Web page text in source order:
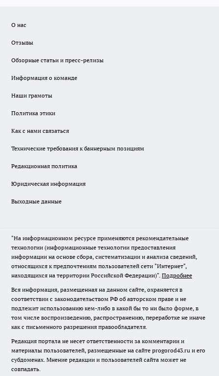
О нас
Отзывы
Обзорные статьи и пресс-релизы
Информация о команде
Наши грамоты
Политика этики
Как с нами связаться
Технические требования к баннерным позициям
Редакционная политика
Юридическая информация
Выходные данные
"На информационном ресурсе применяются рекомендательные
технологии (информационные технологии предоставления
информации на основе сбора, систематизации и анализа сведений,
относящихся к предпочтениям пользователей сети "Интернет",
находящихся на территории Российской Федерации)". Подробнее
Вся информация, размещенная на данном сайте, охраняется в
соответствии с законодательством РФ об авторском праве и не
подлежит использованию кем-либо в какой бы то ни было форме, в
том числе воспроизведению, распространению, переработке не иначе
как с письменного разрешения правообладателя.
Редакция портала не несет ответственности за комментарии и
материалы пользователей, размещенные на сайте progorod43.ru и его
субдоменах. Мнение редакции и пользователей сайта может не
совпадать.